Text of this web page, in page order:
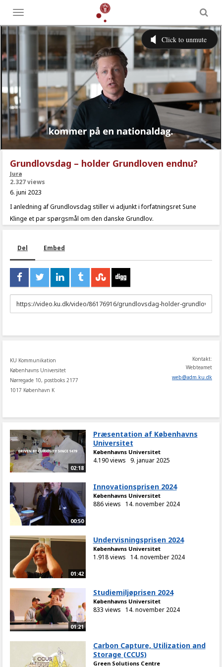
Toggle
menu
Grundlovsdag – holder Grundloven endnu?
Jura
2.327 views
6. juni 2023
I anledning af Grundlovsdag stiller vi adjunkt i forfatningsret Sune
Klinge et par spørgsmål om den danske Grundlov.
Del Embed
URL
to
KU Kommunikation
Københavns Universitet
Nørregade 10, postboks 2177
1017 København K
Kontakt:
Webteamet
web@adm.ku.dk
02:18
Præsentation af Københavns
Universitet
Københavns Universitet
4.190 views 9. januar 2025
00:50
Innovationsprisen 2024
Københavns Universitet
886 views 14. november 2024
01:42
Undervisningsprisen 2024
Københavns Universitet
1.918 views 14. november 2024
01:21
Studiemiljøprisen 2024
Københavns Universitet
833 views 14. november 2024
Carbon Capture, Utilization and
Storage (CCUS)
Green Solutions Centre